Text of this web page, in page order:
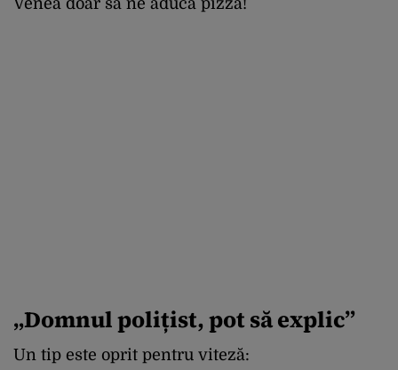
Venea doar să ne aducă pizza!
„Domnul polițist, pot să explic”
Un tip este oprit pentru viteză: